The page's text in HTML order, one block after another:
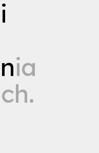
i
nia
ch.